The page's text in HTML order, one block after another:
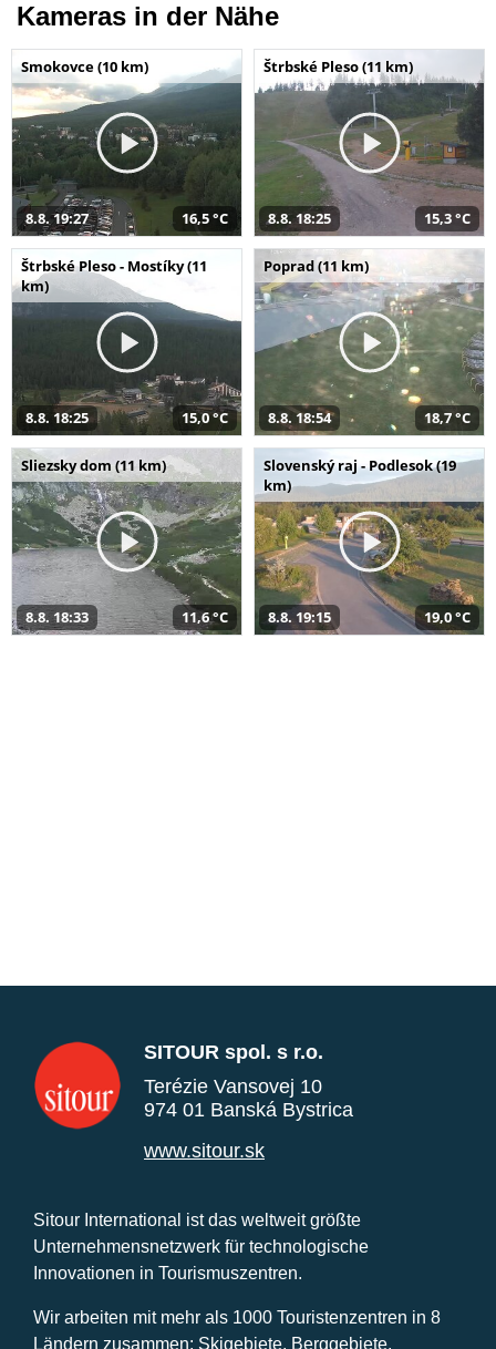
Kameras in der Nähe
Smokovce (10 km)
8.8. 19:27 16,5 °C
Štrbské Pleso (11 km)
8.8. 18:25 15,3 °C
Štrbské Pleso - Mostíky (11
km)
8.8. 18:25 15,0 °C
Poprad (11 km)
8.8. 18:54 18,7 °C
Sliezsky dom (11 km)
8.8. 18:33 11,6 °C
Slovenský raj - Podlesok (19
km)
8.8. 19:15 19,0 °C
SITOUR spol. s r.o.
Terézie Vansovej 10
974 01 Banská Bystrica
www.sitour.sk
Sitour International ist das weltweit größte
Unternehmensnetzwerk für technologische
Innovationen in Tourismuszentren.
Wir arbeiten mit mehr als 1000 Touristenzentren in 8
Ländern zusammen: Skigebiete, Berggebiete,